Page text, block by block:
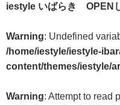
iestyle いばらき OPEN
Warning: Undefined
/home/iestyle/iestyle-
content/themes/iestyle/
Warning: Attempt to read